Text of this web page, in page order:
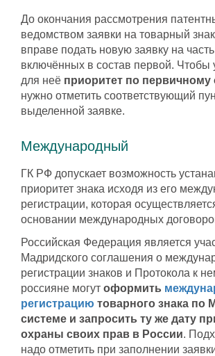
До окончания рассмотрения
ведомством заявки на товарный
вправе подать новую заявку на
включённых в состав первой. Чтобы
для неё приоритет по
нужно отметить соответствующий
выделенной заявке.
Международный
ГК РФ допускает возможность
приоритет знака исходя из его
регистрации, которая
основании международных
Российская Федерация является
Мадридского соглашения о
регистрации знаков и Протокола к
россияне могут оформить
регистрацию товарного знака по
системе и запросить ту же дату
охраны своих прав в России.
надо отметить при заполнении